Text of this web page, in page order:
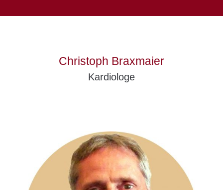
Christoph Braxmaier
Kardiologe